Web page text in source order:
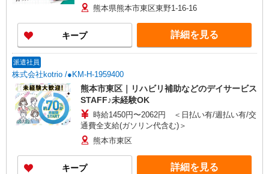
熊本県熊本市東区東野1-16-16
キープ 詳細を見る
派遣社員
株式会社kotrio /●KM-H-1959400
熊本市東区｜リハビリ補助などのデイサービス
STAFF♪未経験OK
時給1450円〜2062円 ＜日払い有/週払い有/交
通費全支給(ガソリン代含む)＞
熊本市東区
キープ 詳細を見る